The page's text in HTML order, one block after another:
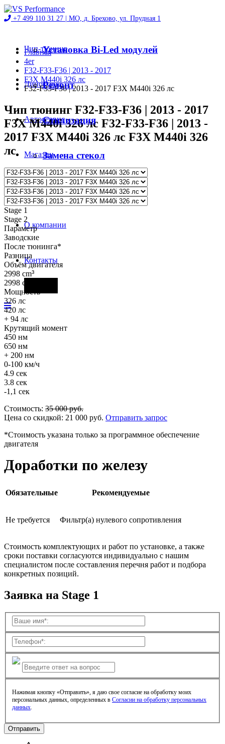
+7 499 110 31 27 | МО, д. Брехово, ул. Прудная 1
Чип-тюнинг
Диностенд
Автосервис
Магазин
Проекты
О компании
Контакты
Установка Bi-Led модулей
Ремонт
Стилизация
Замена стекол
Главная
4er
F32-F33-F36 | 2013 - 2017
F3X M440i 326 лс
F32-F33-F36 | 2013 - 2017 F3X M440i 326 лс
Чип тюнинг F32-F33-F36 | 2013 - 2017
F3X M440i 326 лс F32-F33-F36 | 2013 -
2017 F3X M440i 326 лс F3X M440i 326
лс
Stage 1
Stage 2
Параметр
Заводские
После тюнинга*
Разница
Объём двигателя
2998 cm³
2998 cm
Мощность
326 лс
420 лс
+ 94 лс
Крутящий момент
450 нм
650 нм
+ 200 нм
0-100 км/ч
4.9 сек
3.8 сек
-1,1 сек
Стоимость: 35 000руб.
Цена со скидкой: 21 000 руб. Отправить запрос
*Стоимость указана только за программное обеспечение
двигателя
Доработки по железу
Обязательные Рекомендуемые
Не требуется Фильтр(а) нулевого сопротивления
Стоимость комплектующих и работ по установке, а также
сроки поставки согласуются индивидуально с нашим
специалистом после составления перечня работ и подбора
конкретных позиций.
Заявка на Stage 1
Нажимая кнопку «Отправить», я даю свое согласие на обработку моих
персональных данных, определенных в Согласии на обработку персональных
данных.